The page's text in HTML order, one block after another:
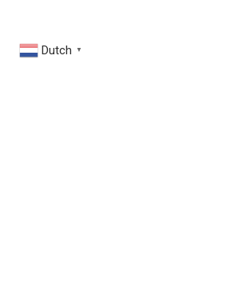
Dutch ▼